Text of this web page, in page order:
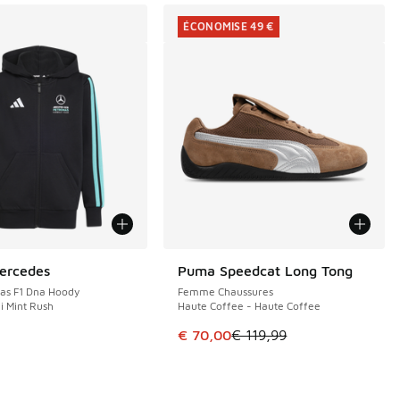
€ 109,99 à € 75,00
F1 Dna Hoody
Mint Rush
Puma Speedcat Long Tong
Femme Chaussures
Haute Coffee - Haute Coffee
Cet article est en promotion.
€ 70,00€ 119,99
ÉCONOMISE 49 €
ÉCONOMISE 49 €